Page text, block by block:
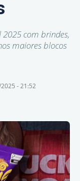
2025 com brindes,
maiores blocos
- 21:52